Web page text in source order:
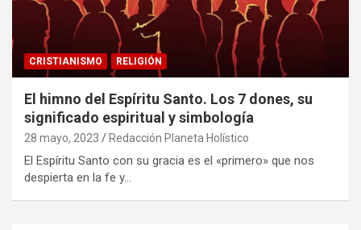
CRISTIANISMO RELIGIÓN
El himno del Espíritu Santo. Los 7 dones, su
significado espiritual y simbología
28 mayo, 2023 Redacción Planeta Holístico
El Espíritu Santo con su gracia es el «primero» que nos
despierta en la fe y…